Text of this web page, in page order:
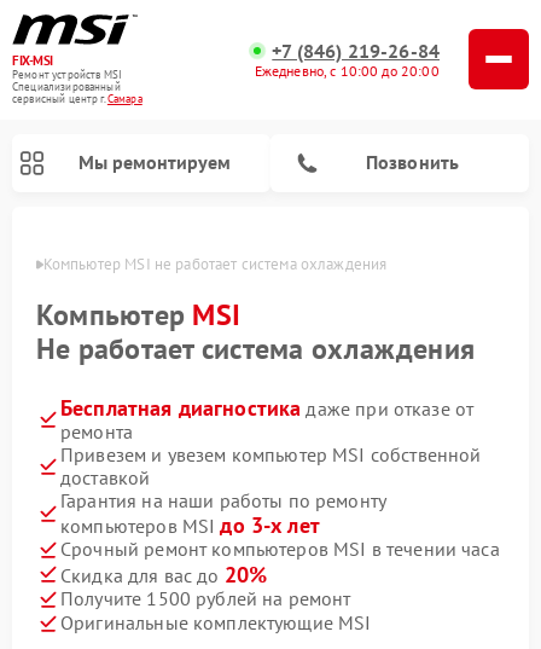
FIX-MSI
Ремонт устройств MSI
Специализированный
cервисный центр г.Самара
+7 (846) 219-26-84
Ежедневно, с 10:00 до 20:00
Мы ремонтируем Позвонить
Компьютер MSI не работает система охлаждения
Компьютер MSI
Не работает система охлаждения
Бесплатная диагностика даже при отказе от
ремонта
Привезем и увезем компьютер MSI собственной
доставкой
Гарантия на наши работы по ремонту
компьютеров MSIдо 3-х лет
Срочный ремонт компьютеров MSI в течении часа
Скидка для вас до 20%
Получите 1500 рублей на ремонт
Оригинальные комплектующие MSI